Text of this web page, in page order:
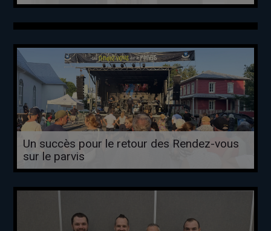
Un succès pour le retour des Rendez-vous
sur le parvis